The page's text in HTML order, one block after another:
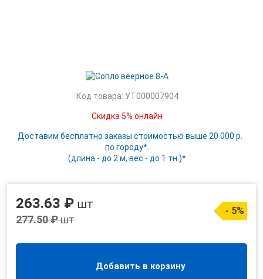
Код товара: УТ000007904
Скидка 5% онлайн
Доставим бесплатно заказы стоимостью выше 20 000 р.
по городу*.
(длина - до 2 м, вес - до 1 тн.)*
263.63 ₽ шт
277.50 ₽шт
- 5%
Добавить в корзину